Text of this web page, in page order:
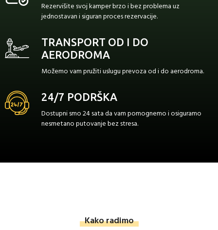
Rezervišite svoj kamper brzo i bez problema uz
jednostavan i siguran proces rezervacije.
TRANSPORT OD I DO
AERODROMA
Možemo vam pružiti uslugu prevoza od i do aerodroma.
24/7 PODRŠKA
Dostupni smo 24 sata da vam pomognemo i osiguramo
nesmetano putovanje bez stresa.
Kako radimo